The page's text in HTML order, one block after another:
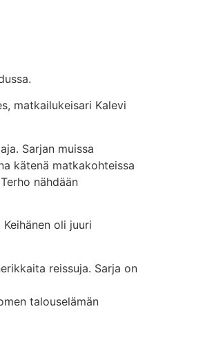
matkailukeisari Kalevi
Sarjan muissa
kätenä matkakohteissa
nähdään
oli juuri
reissuja. Sarja on
talouselämän